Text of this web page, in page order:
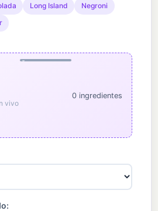
Long Island
Negroni
vivo
0 ingredientes